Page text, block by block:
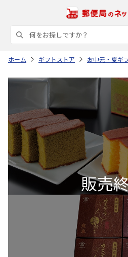
ホーム ギフトストア お中元・夏ギ